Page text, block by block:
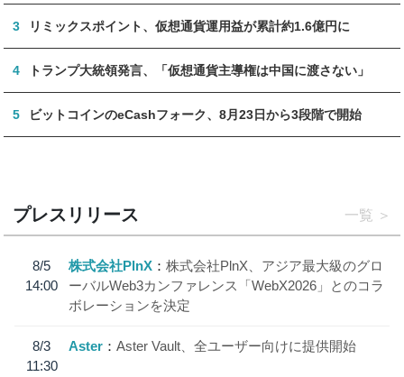
3 リミックスポイント、仮想通貨運用益が累計約1.6億円に
4 トランプ大統領発言、「仮想通貨主導権は中国に渡さない」
5 ビットコインのeCashフォーク、8月23日から3段階で開始
プレスリリース 一覧
8/5
14:00
株式会社PlnX
株式会社PlnX、アジア最大級のグロ
ーバルWeb3カンファレンス「WebX2026」とのコラ
ボレーションを決定
8/3
11:30
Aster Aster Vault、全ユーザー向けに提供開始